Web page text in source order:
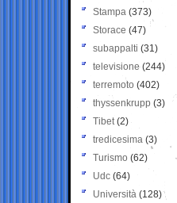
Stampa (373)
Storace (47)
subappalti (31)
televisione(244)
terremoto (402)
thyssenkrupp (3)
Tibet(2)
tredicesima (3)
Turismo (62)
Udc (64)
Università (128)